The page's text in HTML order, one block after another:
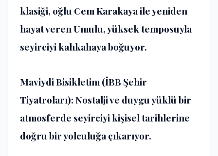
klasiği, oğlu Cem Karakaya ile yeniden
hayat veren Umulu, yüksek temposuyla
seyirciyi kahkahaya boğuyor.
Maviydi Bisikletim (İBB Şehir
Tiyatroları): Nostalji ve duygu yüklü bir
atmosferde seyirciyi kişisel tarihlerine
doğru bir yolculuğa çıkarıyor.